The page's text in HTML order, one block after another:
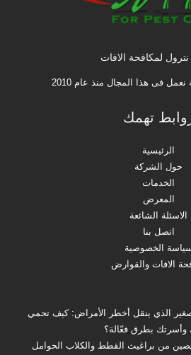
لمكافحة الافات
فى هذا المجال منذ عام 2010
تهمك
الرئيسية
حول الشركة
الخدمات
المعرض
الاسئلة الشائعة
اتصل بنا
الخصوصية
الافات والقوارض
الذي ينقل أخطر الأمراض: كيف تحمي
بطرق فعّالة؟
من براغيث القطط والكلاب الحوامل